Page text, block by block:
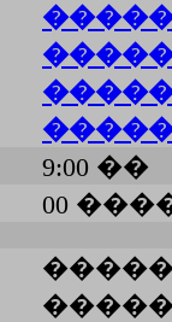
9:00 ��
00